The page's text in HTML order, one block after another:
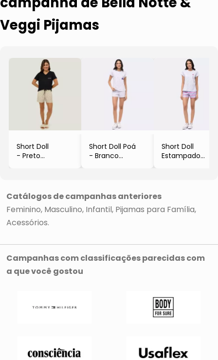
Veggi Pijamas
Short Doll
- Preto
Short Doll Poá
- Branco
Short Doll
Estampado
Catálogos de campanhas anteriores
Feminino Masculino Infantil Pijamas para Família
Acessórios
Campanhas com classificações parecidas com
a que você gostou